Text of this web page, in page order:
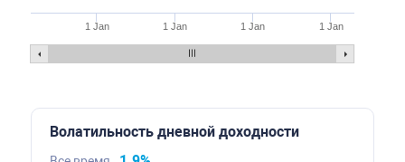
1 Jan 1 Jan 1 Jan 1 Jan
Волатильность дневной доходности